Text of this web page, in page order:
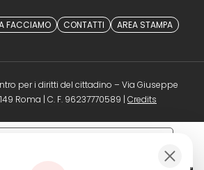
FACCIAMO CONTATTI AREA STAMPA
per i diritti del cittadino – Via Giuseppe
Roma | C. F. 96237770589 | Credits